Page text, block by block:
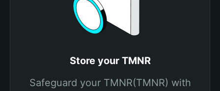
Store your TMNR
Safeguard your TMNR(TMNR) with